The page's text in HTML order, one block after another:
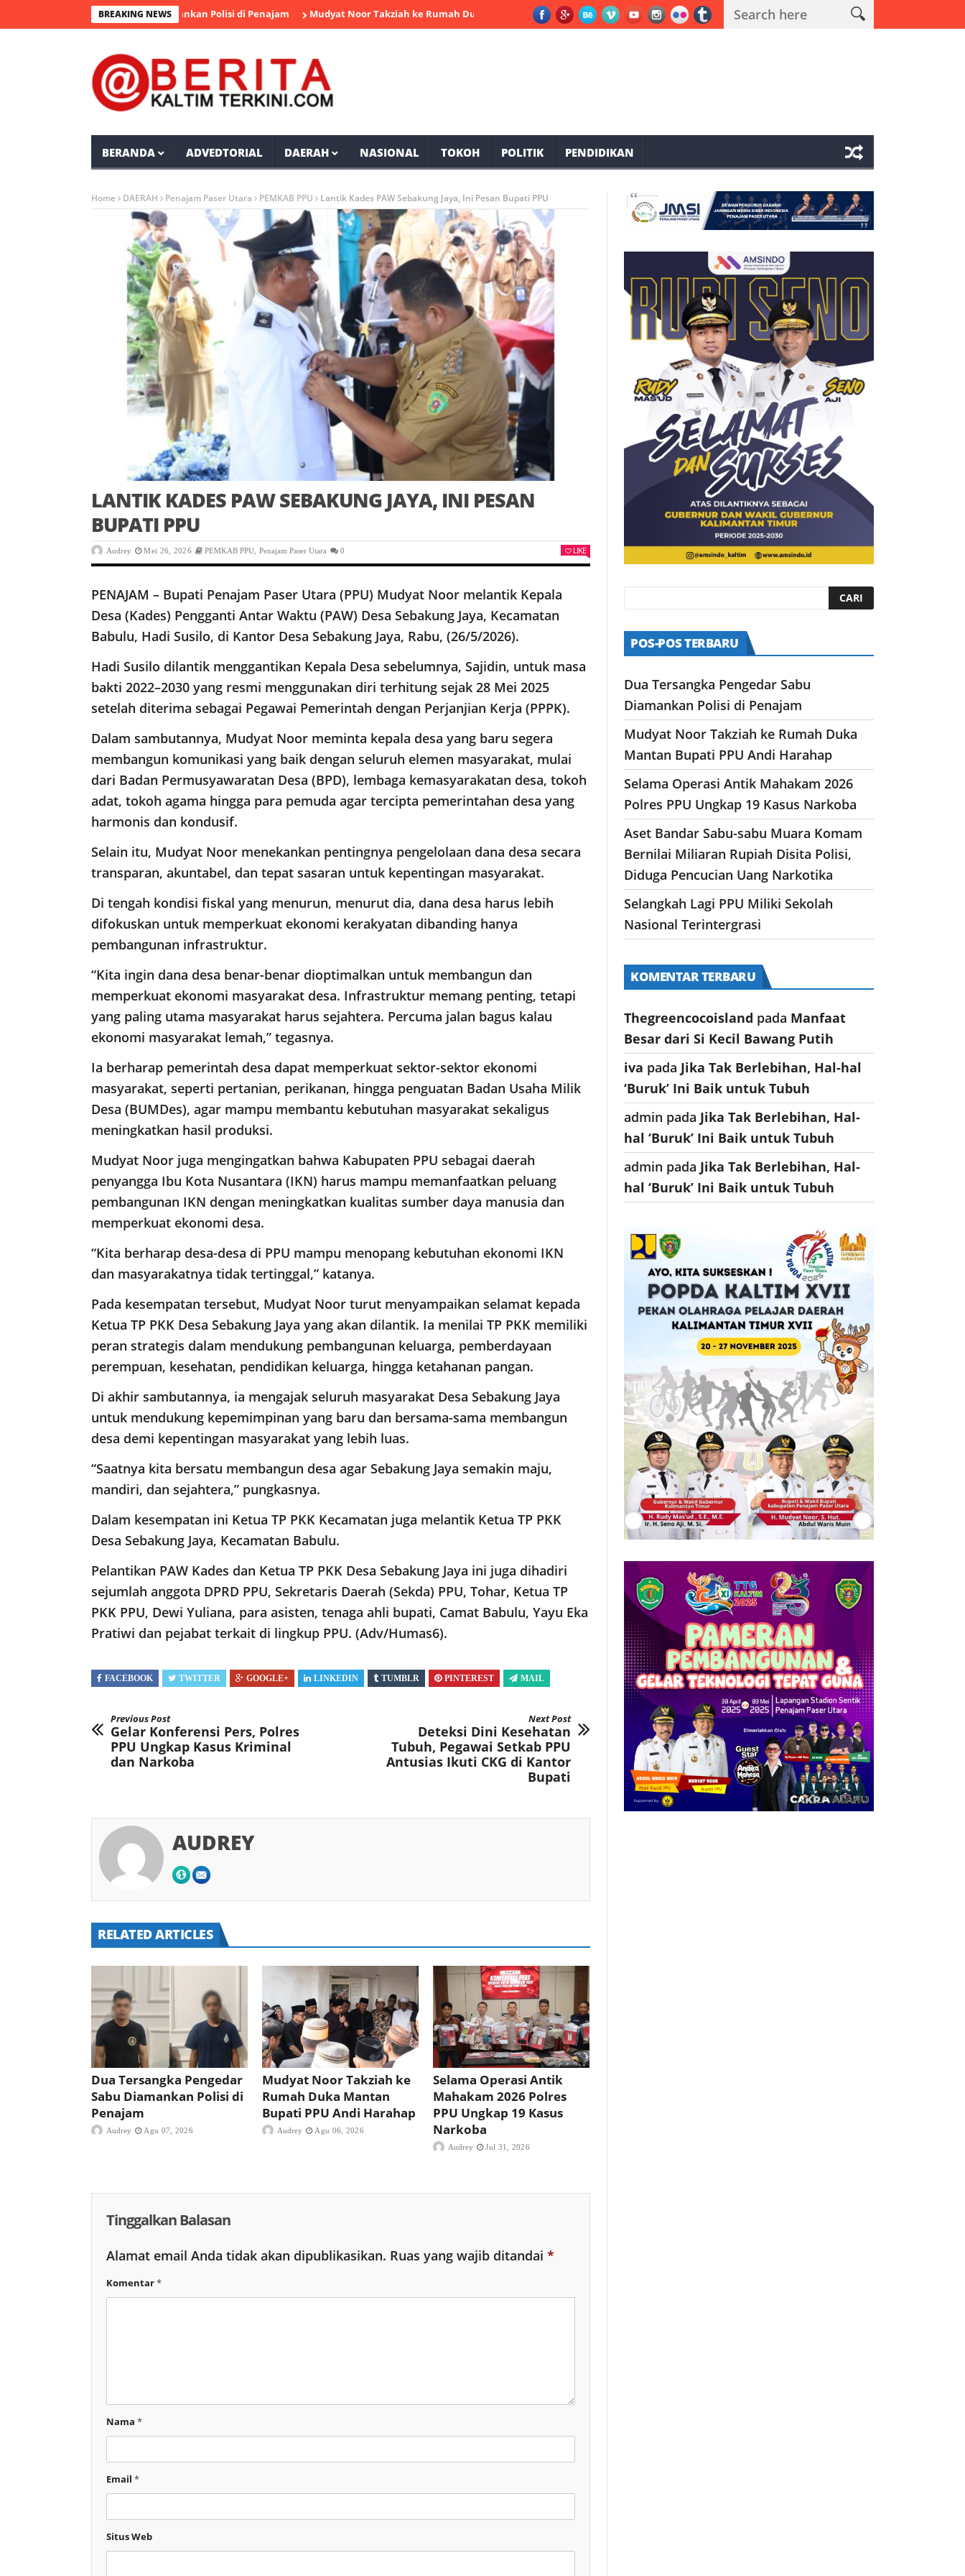
BREAKING NEWS
Pengedar Sabu Diamankan Polisi di Penajam Mudyat Noor Takziah ke Rumah Duka Mantan Bupati PPU Andi Harahap Selama Operasi Antik Mahakam 2026 Polres PPU Ungkap 19 Kasus
BERANDA ADVEDTORIAL DAERAH NASIONAL TOKOH POLITIK PENDIDIKAN
Home DAERAH Penajam Paser Utara PEMKAB PPU Lantik Kades PAW Sebakung Jaya, Ini Pesan Bupati PPU
LANTIK KADES PAW SEBAKUNG JAYA, INI PESAN
BUPATI PPU
Audrey Mei 26, 2026 PEMKAB PPU Penajam Paser Utara 0 LIKE
PENAJAM – Bupati Penajam Paser Utara (PPU) Mudyat Noor melantik Kepala
Desa (Kades) Pengganti Antar Waktu (PAW) Desa Sebakung Jaya, Kecamatan
Babulu, Hadi Susilo, di Kantor Desa Sebakung Jaya, Rabu, (26/5/2026).
Hadi Susilo dilantik menggantikan Kepala Desa sebelumnya, Sajidin, untuk masa
bakti 2022–2030 yang resmi menggunakan diri terhitung sejak 28 Mei 2025
setelah diterima sebagai Pegawai Pemerintah dengan Perjanjian Kerja (PPPK).
Dalam sambutannya, Mudyat Noor meminta kepala desa yang baru segera
membangun komunikasi yang baik dengan seluruh elemen masyarakat, mulai
dari Badan Permusyawaratan Desa (BPD), lembaga kemasyarakatan desa, tokoh
adat, tokoh agama hingga para pemuda agar tercipta pemerintahan desa yang
harmonis dan kondusif.
Selain itu, Mudyat Noor menekankan pentingnya pengelolaan dana desa secara
transparan, akuntabel, dan tepat sasaran untuk kepentingan masyarakat.
Di tengah kondisi fiskal yang menurun, menurut dia, dana desa harus lebih
difokuskan untuk memperkuat ekonomi kerakyatan dibanding hanya
pembangunan infrastruktur.
“Kita ingin dana desa benar-benar dioptimalkan untuk membangun dan
memperkuat ekonomi masyarakat desa. Infrastruktur memang penting, tetapi
yang paling utama masyarakat harus sejahtera. Percuma jalan bagus kalau
ekonomi masyarakat lemah,” tegasnya.
Ia berharap pemerintah desa dapat memperkuat sektor-sektor ekonomi
masyarakat, seperti pertanian, perikanan, hingga penguatan Badan Usaha Milik
Desa (BUMDes), agar mampu membantu kebutuhan masyarakat sekaligus
meningkatkan hasil produksi.
Mudyat Noor juga mengingatkan bahwa Kabupaten PPU sebagai daerah
penyangga Ibu Kota Nusantara (IKN) harus mampu memanfaatkan peluang
pembangunan IKN dengan meningkatkan kualitas sumber daya manusia dan
memperkuat ekonomi desa.
“Kita berharap desa-desa di PPU mampu menopang kebutuhan ekonomi IKN
dan masyarakatnya tidak tertinggal,” katanya.
Pada kesempatan tersebut, Mudyat Noor turut menyampaikan selamat kepada
Ketua TP PKK Desa Sebakung Jaya yang akan dilantik. Ia menilai TP PKK memiliki
peran strategis dalam mendukung pembangunan keluarga, pemberdayaan
perempuan, kesehatan, pendidikan keluarga, hingga ketahanan pangan.
Di akhir sambutannya, ia mengajak seluruh masyarakat Desa Sebakung Jaya
untuk mendukung kepemimpinan yang baru dan bersama-sama membangun
desa demi kepentingan masyarakat yang lebih luas.
“Saatnya kita bersatu membangun desa agar Sebakung Jaya semakin maju,
mandiri, dan sejahtera,” pungkasnya.
Dalam kesempatan ini Ketua TP PKK Kecamatan juga melantik Ketua TP PKK
Desa Sebakung Jaya, Kecamatan Babulu.
Pelantikan PAW Kades dan Ketua TP PKK Desa Sebakung Jaya ini juga dihadiri
sejumlah anggota DPRD PPU, Sekretaris Daerah (Sekda) PPU, Tohar, Ketua TP
PKK PPU, Dewi Yuliana, para asisten, tenaga ahli bupati, Camat Babulu, Yayu Eka
Pratiwi dan pejabat terkait di lingkup PPU. (Adv/Humas6).
FACEBOOK TWITTER GOOGLE+ LINKEDIN TUMBLR PINTEREST MAIL
Previous Post
Gelar Konferensi Pers, Polres
PPU Ungkap Kasus Kriminal
dan Narkoba
Next Post
Deteksi Dini Kesehatan
Tubuh, Pegawai Setkab PPU
Antusias Ikuti CKG di Kantor
Bupati
AUDREY
RELATED ARTICLES
Dua Tersangka Pengedar
Sabu Diamankan Polisi di
Penajam
Audrey Agu 07, 2026
Mudyat Noor Takziah ke
Rumah Duka Mantan
Bupati PPU Andi Harahap
Audrey Agu 06, 2026
Selama Operasi Antik
Mahakam 2026 Polres
PPU Ungkap 19 Kasus
Narkoba
Audrey Jul 31, 2026
Tinggalkan Balasan
Alamat email Anda tidak akan dipublikasikan. Ruas yang wajib ditandai *
Komentar*
Nama *
Email *
Situs Web
POS-POS TERBARU
Dua Tersangka Pengedar Sabu
Diamankan Polisi di Penajam
Mudyat Noor Takziah ke Rumah Duka
Mantan Bupati PPU Andi Harahap
Selama Operasi Antik Mahakam 2026
Polres PPU Ungkap 19 Kasus Narkoba
Aset Bandar Sabu-sabu Muara Komam
Bernilai Miliaran Rupiah Disita Polisi,
Diduga Pencucian Uang Narkotika
Selangkah Lagi PPU Miliki Sekolah
Nasional Terintergrasi
KOMENTAR TERBARU
Thegreencocoisland pada Manfaat
Besar dari Si Kecil Bawang Putih
iva pada Jika Tak Berlebihan, Hal-hal
‘Buruk’ Ini Baik untuk Tubuh
admin pada Jika Tak Berlebihan, Hal-
hal ‘Buruk’ Ini Baik untuk Tubuh
admin pada Jika Tak Berlebihan, Hal-
hal ‘Buruk’ Ini Baik untuk Tubuh